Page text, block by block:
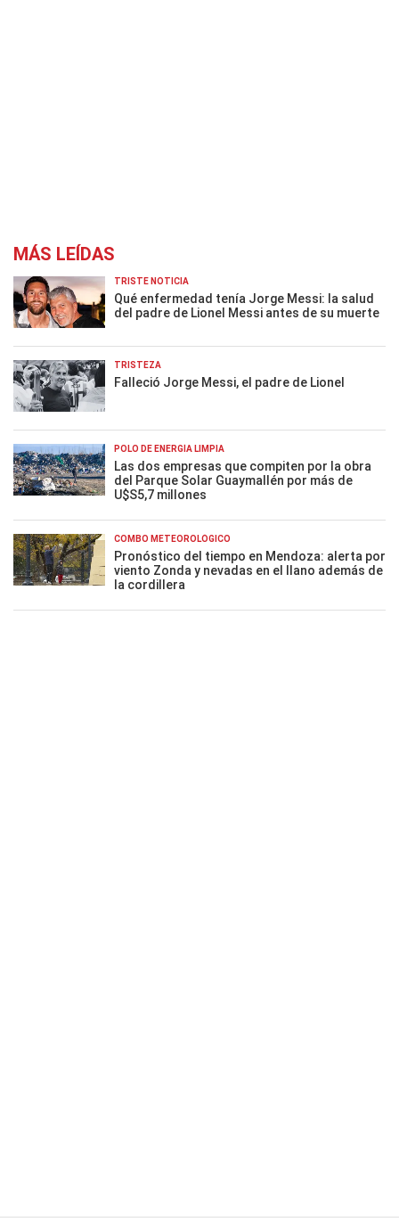
MÁS LEÍDAS
TRISTE NOTICIA
Qué enfermedad tenía Jorge Messi: la salud
del padre de Lionel Messi antes de su muerte
TRISTEZA
Falleció Jorge Messi, el padre de Lionel
POLO DE ENERGÍA LIMPIA
Las dos empresas que compiten por la obra
del Parque Solar Guaymallén por más de
U$S5,7 millones
COMBO METEOROLÓGICO
Pronóstico del tiempo en Mendoza: alerta por
viento Zonda y nevadas en el llano además de
la cordillera